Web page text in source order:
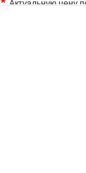
Актуальную цену